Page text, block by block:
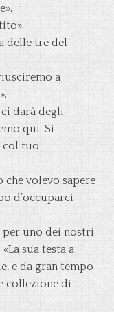
delle tre del
a
darà degli
qui. Si
col tuo
che volevo sapere
d’occuparci
per uno dei nostri
sua testa a
e da gran tempo
collezione di